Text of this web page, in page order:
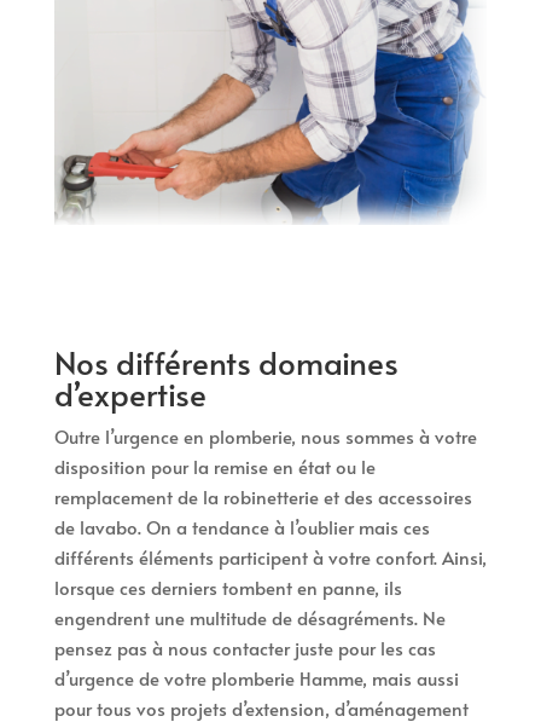
Nos différents domaines
d’expertise
Outre l’urgence en plomberie, nous sommes à votre
disposition pour la remise en état ou le
remplacement de la robinetterie et des accessoires
de lavabo. On a tendance à l’oublier mais ces
différents éléments participent à votre confort. Ainsi,
lorsque ces derniers tombent en panne, ils
engendrent une multitude de désagréments. Ne
pensez pas à nous contacter juste pour les cas
d’urgence de votre plomberie Hamme, mais aussi
pour tous vos projets d’extension, d’aménagement